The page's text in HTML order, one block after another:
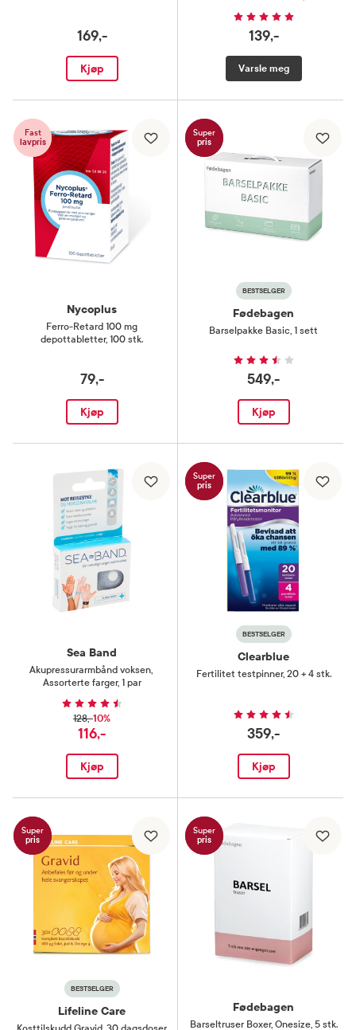
169,-
Kjøp
139,-
Varsle meg
Fast
lavpris
Nycoplus
Ferro-Retard 100 mg
depottabletter, 100 stk.
79,-
Kjøp
Super
pris
BESTSELGER
Fødebagen
Barselpakke Basic, 1 sett
549,-
Kjøp
Sea Band
Akupressurarmbånd voksen,
Assorterte farger, 1 par
128,-10%
116,-
Kjøp
Super
pris
BESTSELGER
Clearblue
Fertilitet testpinner, 20 + 4 stk.
359,-
Kjøp
Super
pris
BESTSELGER
Lifeline Care
Super
pris
Fødebagen
Barseltruser Boxer, Onesize, 5 stk.